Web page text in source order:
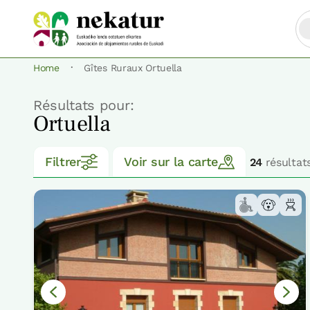
Home · Gîtes Ruraux Ortuella
Résultats pour:
Ortuella
Filtrer Voir sur la carte 24